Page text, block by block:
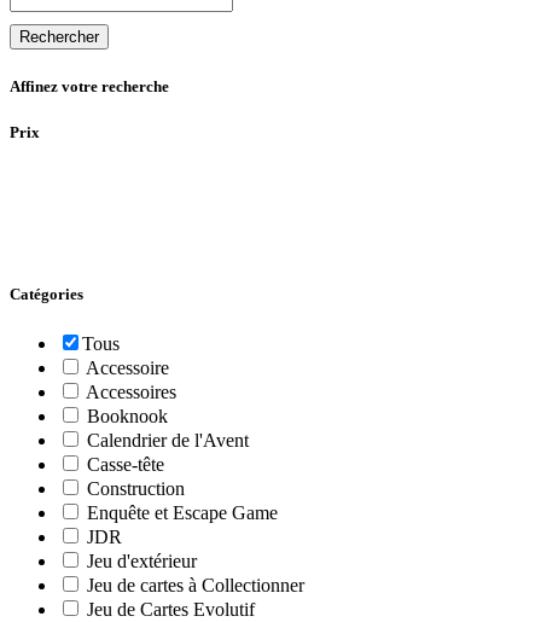
Rechercher
Affinez votre recherche
Prix
Catégories
Tous
Accessoire
Accessoires
Booknook
Calendrier de l'Avent
Casse-tête
Construction
Enquête et Escape Game
JDR
Jeu d'extérieur
Jeu de cartes à Collectionner
Jeu de Cartes Evolutif